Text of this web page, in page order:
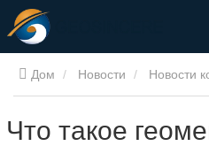
Дом Новости Новости
Что такое